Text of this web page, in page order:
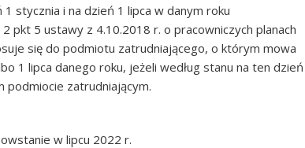
stycznia i na dzień 1 lipca w danym roku
5 ustawy z 4.10.2018 r. o pracowniczych planach
się do podmiotu zatrudniającego, o którym mowa
1 lipca danego roku, jeżeli według stanu na ten dzień
podmiocie zatrudniającym.
w lipcu 2022 r.